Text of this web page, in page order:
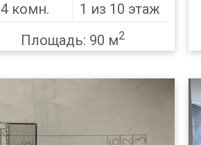
4 комн.
1 из 10 этаж
Площадь: 90 м2